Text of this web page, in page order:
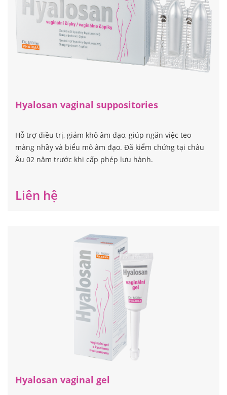
Hyalosan vaginal suppositories
Hỗ trợ điều trị, giảm khô âm đạo, giúp ngăn việc teo
màng nhầy và biểu mô âm đạo. Đã kiểm chứng tại châu
Âu 02 năm trước khi cấp phép lưu hành.
Liên hệ
Hyalosan vaginal gel